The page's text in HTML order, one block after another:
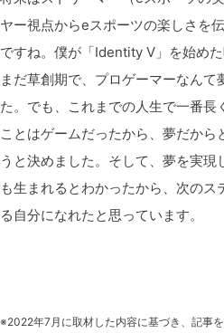
ヤー視点からeスポーツの楽しさを
ですね。僕が「Identity V」を始め
まだ草創期で、プロゲーマーなんて
た。でも、これまでの人生で一番長
ことはゲームだったから、夢だから
うと決めました。そして、夢を実現
も生まれるとわかったから、次の
る自分になれたと思っています。
※2022年7月に取材した内容に基づき、記事